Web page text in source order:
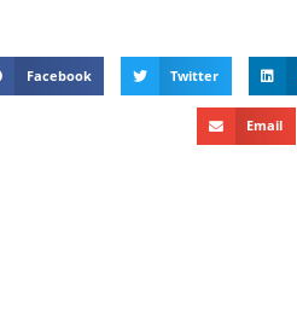
Facebook Twitter
Email